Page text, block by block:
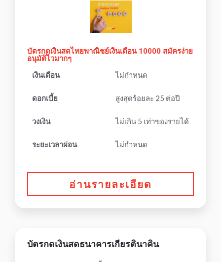
บัตรกดเงินสดไทยพาณิชย์เงินเดือน 10000 สมัครง่าย
อนุมัติไวมากๆ
เงินเดือน ไม่กำหนด
ดอกเบี้ย สูงสุดร้อยละ 25 ต่อปี
วงเงิน ไม่เกิน 5 เท่าของรายได้
ระยะเวลาผ่อน ไม่กำหนด
อ่านรายละเอียด
บัตรกดเงินสดธนาคารเกียรตินาคิน